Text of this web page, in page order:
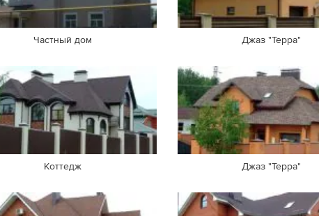
Частный дом Кафе "Лепота"
Частный дом Джаз "Терра"
Коттедж Джаз "Терра"